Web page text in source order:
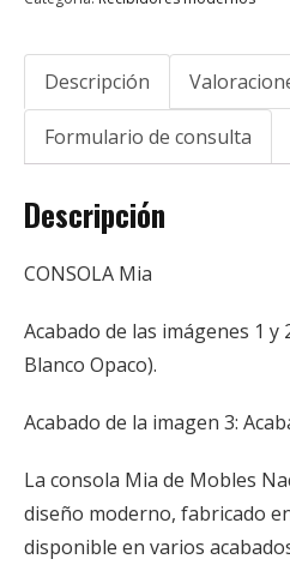
Descripción
Formulario de consulta
Descripción
CONSOLA Mia
Acabado de las imágenes 1 y
Blanco Opaco).
Acabado de la imagen 3:
La consola Mia de Mobles
diseño moderno, fabricado
disponible en varios